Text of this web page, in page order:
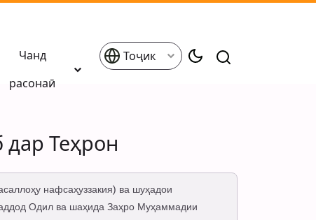
Чанд
расонаӣ
Тоҷик
Теҳрон
нафсаҳуззакия) ва шуҳадои
Одил ва шаҳида Заҳро Муҳаммадии